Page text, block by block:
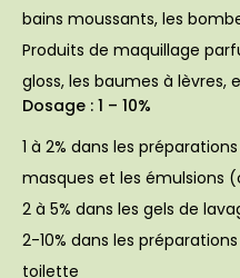
bains moussants, les
Produits de maquillage
gloss, les baumes à lèvres,
Dosage : 1 – 10%
1 à 2% dans les
masques et les émulsions
2 à 5% dans les gels de
2-10% dans les
toilette